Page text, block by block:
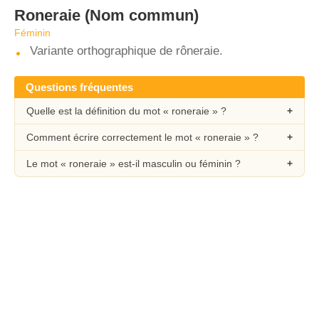
Roneraie (Nom commun)
Féminin
Variante orthographique de rôneraie.
Questions fréquentes
Quelle est la définition du mot « roneraie » ?
Comment écrire correctement le mot « roneraie » ?
Le mot « roneraie » est-il masculin ou féminin ?